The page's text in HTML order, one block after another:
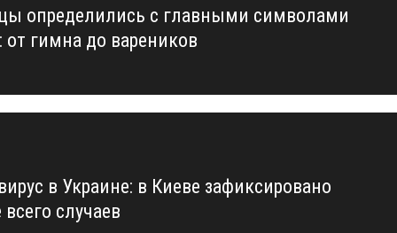
определились с главными символами
от гимна до вареников
в Украине: в Киеве зафиксировано
случаев